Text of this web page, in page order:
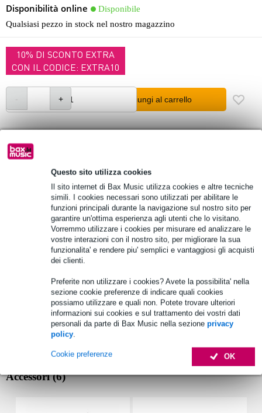
Questo sito utilizza cookies
Il sito internet di Bax Music utilizza cookies e altre tecniche
simili. I cookies necessari sono utilizzati per abilitare le
funzioni principali durante la navigazione sul nostro sito per
garantire un'ottima esperienza agli utenti che lo visitano.
Vorremmo utilizzare i cookies per misurare ed analizzare le
vostre interazioni con il nostro sito, per migliorare la sua
funzionalita' e rendere piu' semplici e vantaggiosi gli acquisti
dei clienti.
Preferite non utilizzare i cookies? Avete la possibilita' nella
sezione cookie preferenze di indicare quali cookies
possiamo utilizzare e quali non. Potete trovare ulteriori
informazioni sui cookies e sul trattamento dei vostri dati
personali da parte di Bax Music nella sezione privacy
policy.
OK
Cookie preferenze
Disponibilità online
Disponibile
Qualsiasi pezzo in stock nel nostro magazzino
10% DI SCONTO EXTRA
CON IL CODICE: EXTRA10
Aggiungi al carrello
Ordina adesso = ricevi mercoledì
Oltre 48.000 articoli disponibili
1.250 marchi leader
Scegli adesso i 2 anni di garanzia aggiuntiva e molti altri
vantaggi!
67,65 € di premio
Palmer PPB20
livello microfonico o di linea
Splitter 1 in 20
Accessori (6)